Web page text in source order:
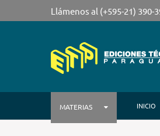
Llámenos al (+595-21) 390-
MATERIAS INICIO